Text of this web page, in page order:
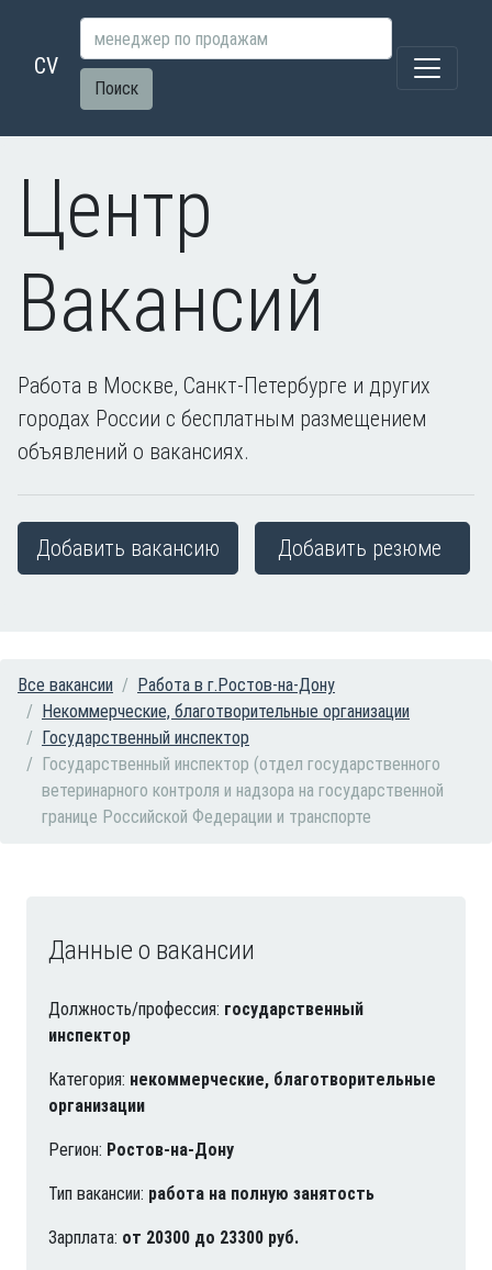
CV
Поиск
Центр
Вакансий
Работа в Москве, Санкт-Петербурге и других
городах России с бесплатным размещением
объявлений о вакансиях.
Добавить вакансию Добавить резюме
Все вакансии
Работа в г.Ростов-на-Дону
Некоммерческие, благотворительные организации
Государственный инспектор
Государственный инспектор (отдел государственного
ветеринарного контроля и надзора на государственной
границе Российской Федерации и транспорте
Данные о вакансии
Должность/профессия: государственный
инспектор
Категория: некоммерческие, благотворительные
организации
Регион: Ростов-на-Дону
Тип вакансии: работа на полную занятость
Зарплата: от 20300 до 23300 руб.